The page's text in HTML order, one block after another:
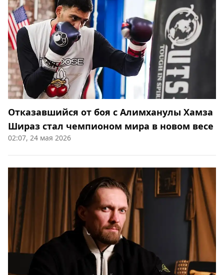
Отказавшийся от боя с Алимханулы Хамза
Шираз стал чемпионом мира в новом весе
02:07, 24 мая 2026